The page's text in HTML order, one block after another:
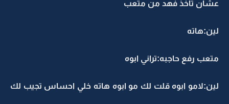
عشان تاخذ فهد من متعب
لين:هاته
متعب رفع حاجبه:تراني ابوه
لين:لامو ابوه قلت لك مو ابوه هاته خلي احساس تجيب لك